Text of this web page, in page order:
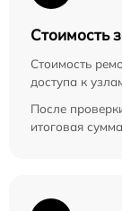
Стоимость
Стоимость
доступа к
После
итоговая